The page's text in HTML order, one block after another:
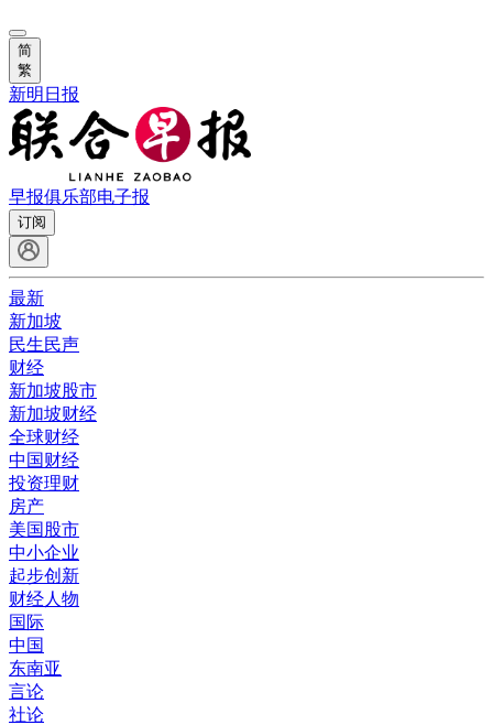
简
繁
新明日报
早报俱乐部电子报
订阅
最新
新加坡
民生民声
财经
新加坡股市
新加坡财经
全球财经
中国财经
投资理财
房产
美国股市
中小企业
起步创新
财经人物
国际
中国
东南亚
言论
社论